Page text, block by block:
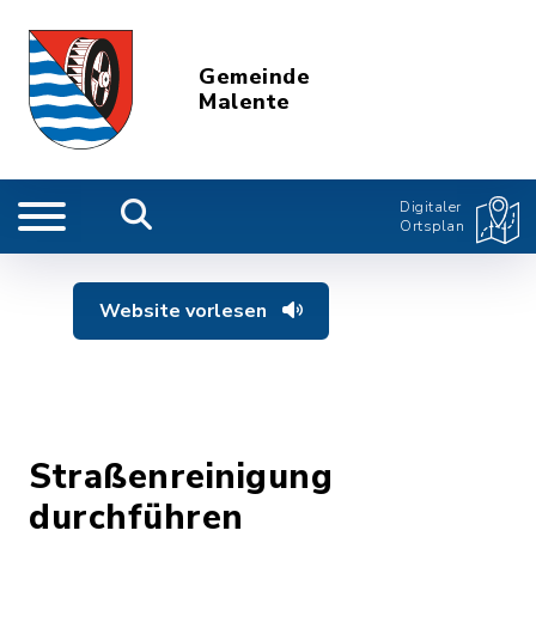
Gemeinde
Malente
Digitaler
Ortsplan
Website vorlesen
Straßenreinigung
durchführen